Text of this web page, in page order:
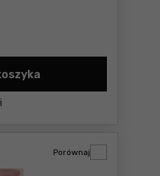
Kamień szlifierski do pił
Porównaj